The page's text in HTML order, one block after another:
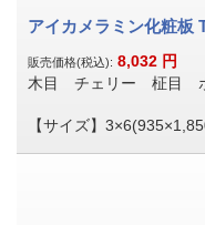
アイカメラミン化粧板
販売価格(税込): 8,032 円
木目 チェリー 柾目 ボ
【サイズ】